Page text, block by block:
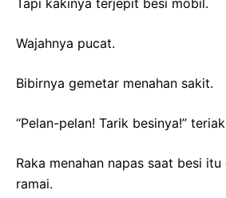
Wajahnya pucat.
Bibirnya gemetar menahan sakit.
“Pelan-pelan! Tarik besinya!”
Raka menahan napas saat besi
ramai.